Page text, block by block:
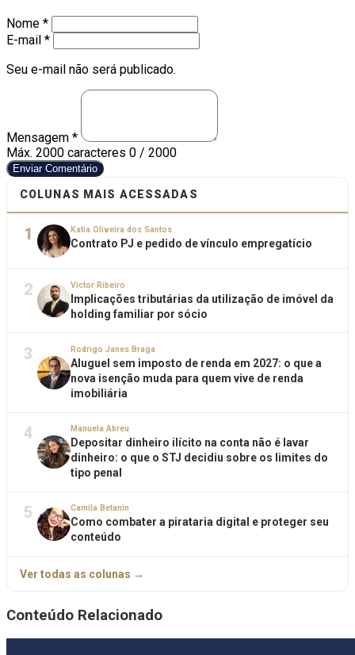
Nome *
E-mail *
Seu e-mail não será publicado.
Mensagem *
Máx. 2000 caracteres 0 / 2000
Enviar Comentário
COLUNAS MAIS ACESSADAS
1 Katia Oliveira dos Santos
Contrato PJ e pedido de vínculo empregatício
2 Victor Ribeiro
Implicações tributárias da utilização de imóvel da
holding familiar por sócio
3 Rodrigo Janes Braga
Aluguel sem imposto de renda em 2027: o que a
nova isenção muda para quem vive de renda
imobiliária
4 Manuela Abreu
Depositar dinheiro ilícito na conta não é lavar
dinheiro: o que o STJ decidiu sobre os limites do
tipo penal
5 Camila Betanin
Como combater a pirataria digital e proteger seu
conteúdo
Ver todas as colunas →
Conteúdo Relacionado